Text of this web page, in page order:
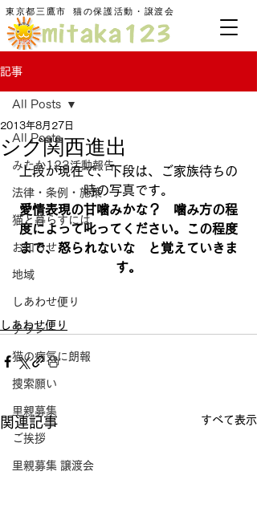
東京都三鷹市 ​猫の保護活動・譲渡会
記事
All Posts
みたか123活動報告
法律・条例・施策
猫と暮らすには
お知らせ
地域
しあわせ便り
チラシ
猫の病気に朗報
捜索願い
里親募集
ご挨拶
里親募集 譲渡会
All Posts
シグ関西進出
2013年8月27日
上段が現在で、下段は、ご家族待ちの
時の写真です。
愛情表現の甘噛みかな？　噛み方の程
度によって叱ってください。この程度
まで、怒られないな　と覚えていきま
す。
しあわせ便り
関連記事 すべて表示